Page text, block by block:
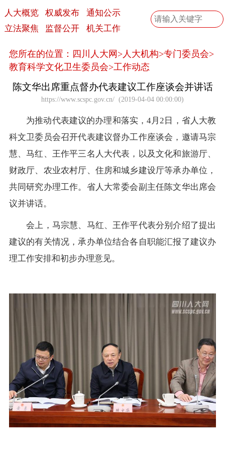
人大概览 权威发布
通知公示
立法聚焦
监督公开 机关工作
您所在的位置： 四川人大网 >人大机构>专门委员会>
教育科学文化卫生委员会>工作动态
陈文华出席重点督办代表建议工作座谈会并讲话
https://www.scspc.gov.cn/ (2019-04-04 00:00:00)
为推动代表建议的办理和落实，4月2日，省人大教
科文卫委员会召开代表建议督办工作座谈会，邀请马宗
慧、马红、王作平三名人大代表，以及文化和旅游厅、
财政厅、农业农村厅、住房和城乡建设厅等承办单位，
共同研究办理工作。省人大常委会副主任陈文华出席会
议并讲话。
会上，马宗慧、马红、王作平代表分别介绍了提出
建议的有关情况，承办单位结合各自职能汇报了建议办
理工作安排和初步办理意见。